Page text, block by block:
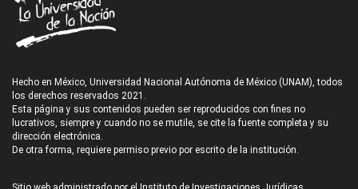
Hecho en México, Universidad Nacional Autónoma de México (UNAM), todos
los derechos reservados 2021.
Esta página y sus contenidos pueden ser reproducidos con fines no
lucrativos, siempre y cuando no se mutile, se cite la fuente completa y su
dirección electrónica.
De otra forma, requiere permiso previo por escrito de la institución.